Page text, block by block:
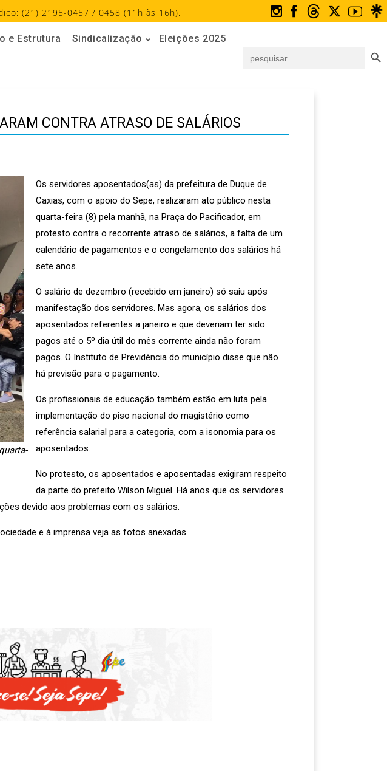
(21) 2195-0457 / 0458 (11h às 16h).
e Estrutura Sindicalização
Eleições 2025
for:
CONTRA ATRASO DE SALÁRIOS
Os servidores aposentados(as) da prefeitura de Duque de
Caxias, com o apoio do Sepe, realizaram ato público nesta
quarta-feira (8) pela manhã, na Praça do Pacificador, em
protesto contra o recorrente atraso de salários, a falta de um
calendário de pagamentos e o congelamento dos salários há
sete anos.
O salário de dezembro (recebido em janeiro) só saiu após
manifestação dos servidores. Mas agora, os salários dos
aposentados referentes a janeiro e que deveriam ter sido
pagos até o 5º dia útil do mês corrente ainda não foram
pagos. O Instituto de Previdência do município disse que não
há previsão para o pagamento.
Os profissionais de educação também estão em luta pela
implementação do piso nacional do magistério como
referência salarial para a categoria, com a isonomia para os
aposentados.
No protesto, os aposentados e aposentadas exigiram respeito
da parte do prefeito Wilson Miguel. Há anos que os servidores
devido aos problemas com os salários.
e à imprensa veja as fotos anexadas.